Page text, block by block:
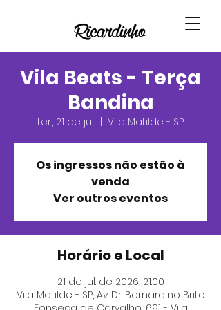
Vila Beats - Terça
Bandina
ter., 21 de jul. Vila Matilde - SP
Os ingressos não estão à
venda
Ver outros eventos
Horário e Local
21 de jul. de 2026, 21:00
Vila Matilde - SP, Av. Dr. Bernardino Brito